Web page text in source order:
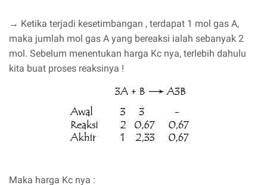
→ Ketika terjadi kesetimbangan , terdapat 1 mol gas A,
maka jumlah mol gas A yang bereaksi ialah sebanyak 2
mol. Sebelum menentukan harga Kc nya, terlebih dahulu
kita buat proses reaksinya !
Maka harga Kc nya :